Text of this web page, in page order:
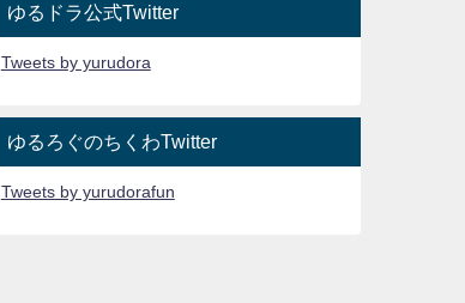
ゆるドラ公式Twitter
Tweets by yurudora
ゆるろぐのちくわTwitter
Tweets by yurudorafun